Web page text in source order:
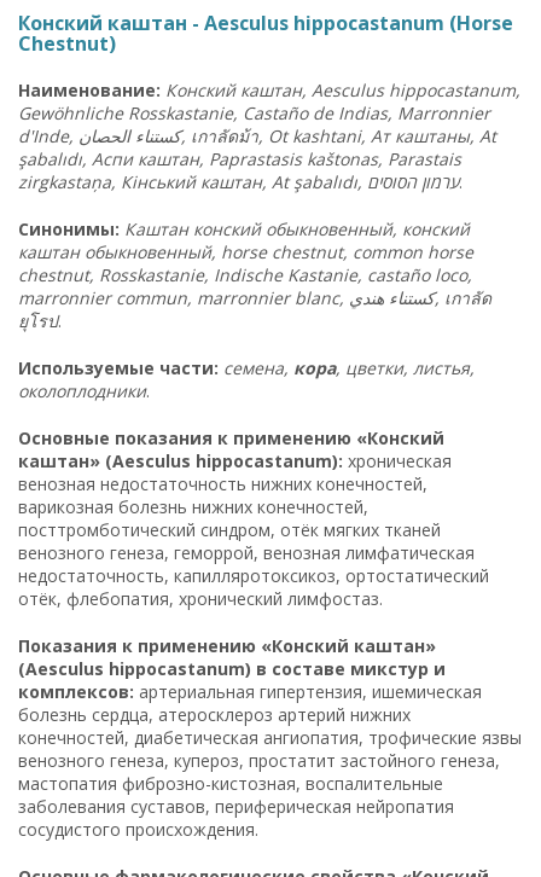
Конский каштан - Aesculus hippocastanum (Horse
Chestnut)
Наименование: Конский каштан, Aesculus hippocastanum,
Gewöhnliche Rosskastanie, Castaño de Indias, Marronnier
d'Inde,
كستناءالحصان, เกาลัดม้า, Ot kashtani, Ат каштаны, At
şabalıdı, Аспи каштан, Paprastasis kaštonas, Parastais
zirgkastaņa, Кінський каштан, Atşabalıdı, ערמוןהסוסים .
Синонимы: Каштан конский обыкновенный, конский
каштан обыкновенный, horse chestnut, common horse
chestnut, Rosskastanie, Indische Kastanie, castaño loco,
marronnier commun, marronnier blanc,
كستناءهندي, เกาลัด
ยุโรป.
Используемые части: семена, кора, цветки, листья,
околоплодники.
Основные показания к применению «Конский
каштан» (Aesculus hippocastanum): хроническая
венозная недостаточность нижних конечностей,
варикозная болезнь нижних конечностей,
посттромботический синдром, отёк мягких тканей
венозного генеза, геморрой, венозная лимфатическая
недостаточность, капилляротоксикоз, ортостатический
отёк, флебопатия, хронический лимфостаз.
Показания к применению «Конский каштан»
(Aesculus hippocastanum) в составе микстур и
комплексов: артериальная гипертензия, ишемическая
болезнь сердца, атеросклероз артерий нижних
конечностей, диабетическая ангиопатия, трофические язвы
венозного генеза, купероз, простатит застойного генеза,
мастопатия фиброзно-кистозная, воспалительные
заболевания суставов, периферическая нейропатия
сосудистого происхождения.